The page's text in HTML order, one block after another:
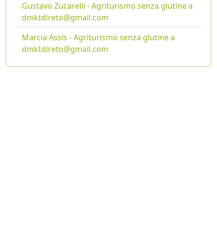
Gustavo Zucarelli - Agriturismo senza glutine a
dmktdireto@gmail.com
Marcia Assis - Agriturismo senza glutine a
dmktdireto@gmail.com